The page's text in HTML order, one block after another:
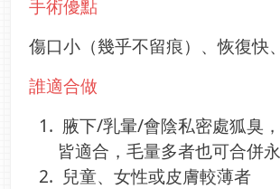
手術優點
傷口小（幾乎不留痕）、恢復快
誰適合做
腋下/乳暈/會陰私密處狐臭
皆適合，毛量多者也可合併
兒童、女性或皮膚較薄者